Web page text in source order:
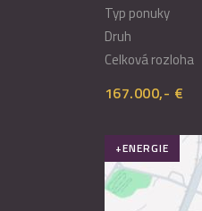
Typ ponuky
Druh
Celková rozloha
167.000,- €
+ENERGIE